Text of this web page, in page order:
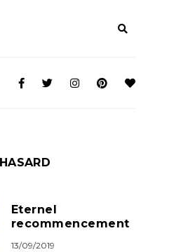
Eternel
recommencement
13/09/2019